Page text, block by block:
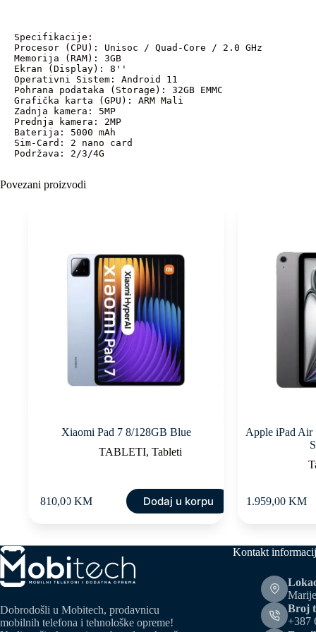
Specifikacije:
Procesor (CPU): Unisoc / Quad-Core / 2.0 GHz
Memorija (RAM): 3GB
Ekran (Display): 8''
Operativni Sistem: Android 11
Pohrana podataka (Storage): 32GB EMMC
Grafička karta (GPU): ARM Mali
Zadnja kamera: 5MP
Prednja kamera: 2MP
Baterija: 5000 mAh
Sim-Card: 2 nano card
Podržava: 2/3/4G
Povezani proizvodi
Xiaomi Pad 7 8/128GB Blue
TABLETI, Tableti
810,00KM Dodaj u korpu
Apple iPad
1.959,00 KM
Dobrodošli u Mobitech, prodavnicu
mobilnih telefona i tehnološke opreme!
Kontakt
Broj
+387